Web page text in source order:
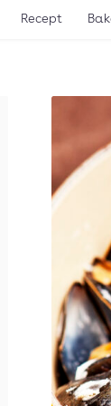
Recept